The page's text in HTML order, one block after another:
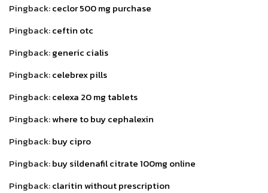
Pingback:ceclor 500 mg purchase
Pingback:ceftin otc
Pingback:generic cialis
Pingback:celebrex pills
Pingback:celexa 20 mg tablets
Pingback:where to buy cephalexin
Pingback:buy cipro
Pingback:buy sildenafil citrate 100mg online
Pingback:claritin without prescription